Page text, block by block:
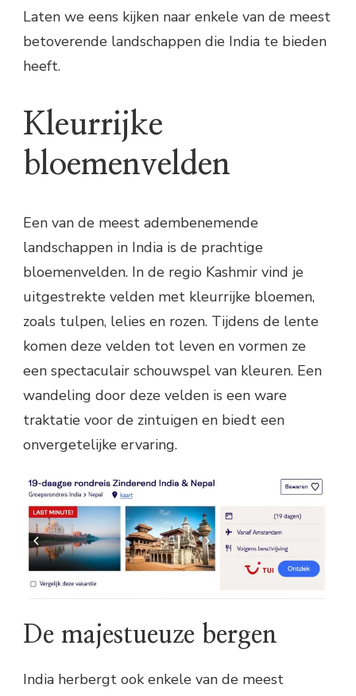
Laten we eens kijken naar enkele van de meest
betoverende landschappen die India te bieden
heeft.
Kleurrijke
bloemenvelden
Een van de meest adembenemende
landschappen in India is de prachtige
bloemenvelden. In de regio Kashmir vind je
uitgestrekte velden met kleurrijke bloemen,
zoals tulpen, lelies en rozen. Tijdens de lente
komen deze velden tot leven en vormen ze
een spectaculair schouwspel van kleuren. Een
wandeling door deze velden is een ware
traktatie voor de zintuigen en biedt een
onvergetelijke ervaring.
De majestueuze bergen
India herbergt ook enkele van de meest